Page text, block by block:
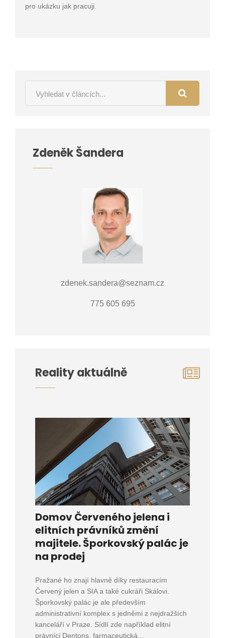
pro ukázku jak pracuji.
Zdeněk Šandera
zdenek.sandera@seznam.cz
775 605 695
Reality aktuálně
Domov Červeného jelena i
elitních právníků změní
majitele. Šporkovský palác je
na prodej
Pražané ho znají hlavně díky restauracím
Červený jelen a SIA a také cukráři Skálovi.
Šporkovský palác je ale především
administrativní komplex s jedněmi z nejdražších
kanceláří v Praze. Sídlí zde například elitní
právníci Dentons, farmaceutická...